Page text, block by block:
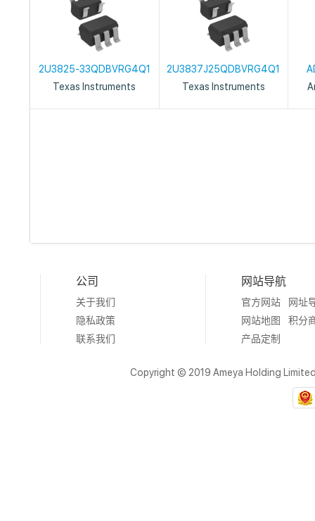
2U3825-33QDBVRG4Q1
Texas Instruments
2U3837J25QDBVRG4Q1
Texas Instruments
公司
关于我们
隐私政策
联系我们
网站导航
官方网站
网址
网站地图
积分
产品定制
Copyright © 2019 Ameya Holding